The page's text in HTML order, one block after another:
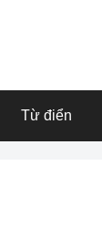
Từ điển